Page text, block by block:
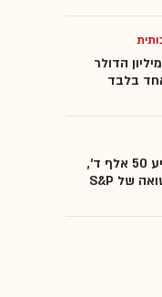
הדולר
בלבד
נתנו לקלוד להשקיע 50 אלף ד',
והוא עקף את התשואה של S&P